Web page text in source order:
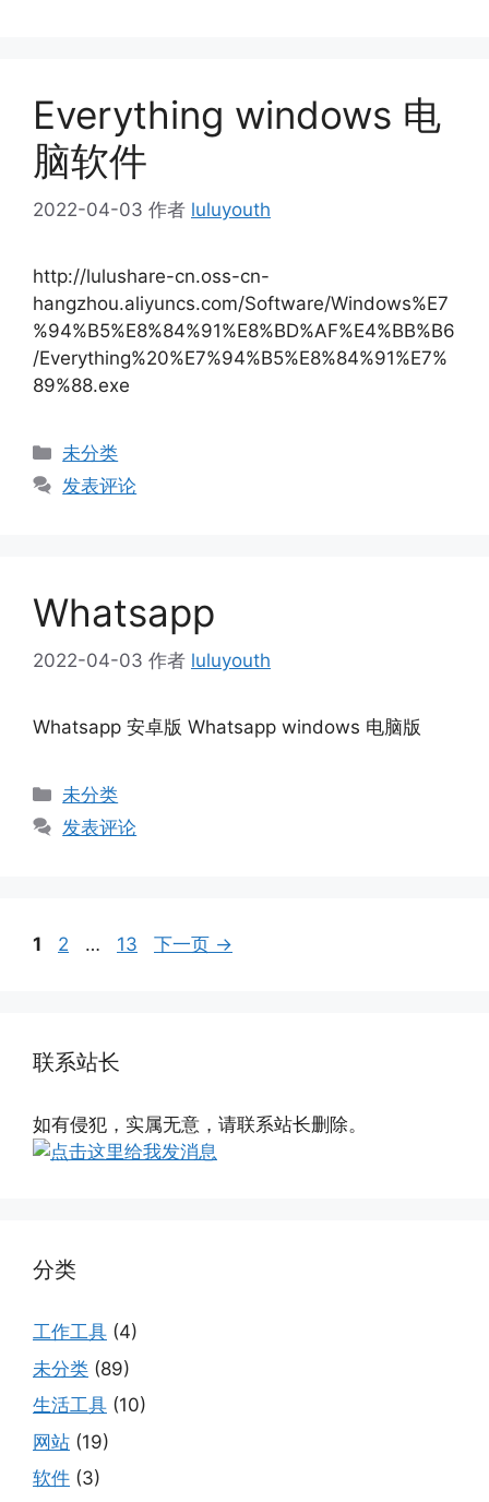
Everything windows 电
脑软件
2022-04-03 作者 luluyouth
http://lulushare-cn.oss-cn-
hangzhou.aliyuncs.com/Software/Windows%E7
%94%B5%E8%84%91%E8%BD%AF%E4%BB%B6
/Everything%20%E7%94%B5%E8%84%91%E7%
89%88.exe
分
类
未分类
发表评论
Whatsapp
2022-04-03 作者 luluyouth
Whatsapp 安卓版 Whatsapp windows 电脑版
分
类
未分类
发表评论
页
1
页
2 …
页
13 下一页 →
联系站长
如有侵犯，实属无意，请联系站长删除。
分类
工作工具 (4)
未分类 (89)
生活工具 (10)
网站 (19)
软件 (3)